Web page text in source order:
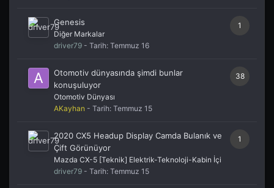
1
Genesis
Diğer Markalar
driver79 - Tarih: Temmuz 16
38
Otomotiv dünyasında şimdi bunlar
konuşuluyor
Otomotiv Dünyası
AKayhan - Tarih: Temmuz 15
1
2020 CX5 Headup Display Camda Bulanık ve
Çift Görünüyor
Mazda CX-5 [Teknik] Elektrik-Teknoloji-Kabin İçi
driver79 - Tarih: Temmuz 15